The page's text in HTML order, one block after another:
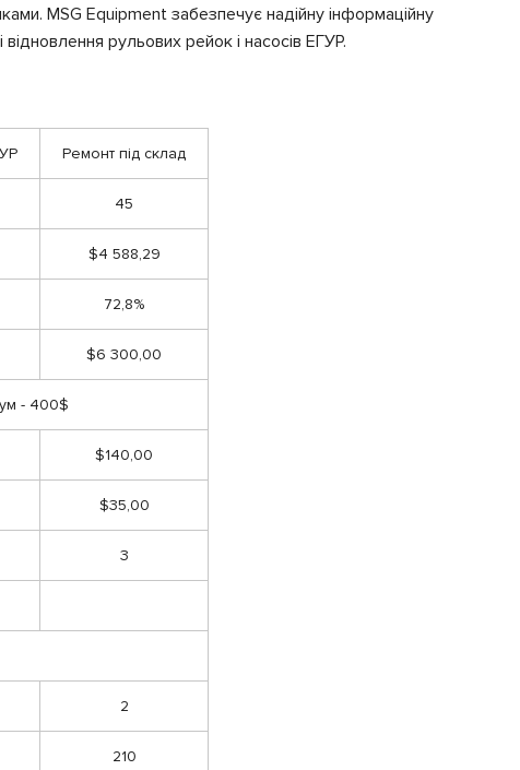
MSG Equipment забезпечує надійну інформаційну
рульових рейок і насосів ЕГУР.
Ремонт під склад
45
$4 588,29
72,8%
$6 300,00
- 400$
$140,00
$35,00
3
2
210